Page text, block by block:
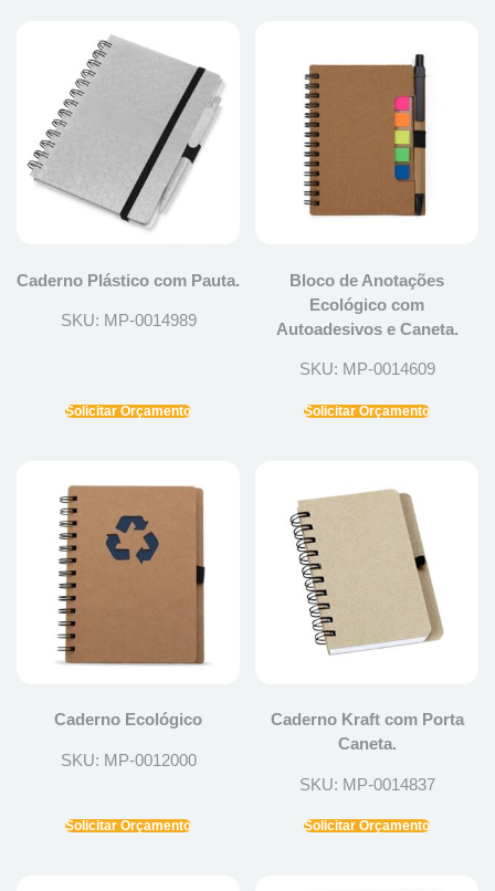
Caderno Plástico com Pauta.
SKU: MP-0014989
Solicitar Orçamento
Bloco de Anotações
Ecológico com
Autoadesivos e Caneta.
SKU: MP-0014609
Solicitar Orçamento
Caderno Ecológico
SKU: MP-0012000
Solicitar Orçamento
Caderno Kraft com Porta
Caneta.
SKU: MP-0014837
Solicitar Orçamento